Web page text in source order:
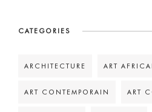
CATEGORIES
ARCHITECTURE ART
ART CONTEMPORAIN ART